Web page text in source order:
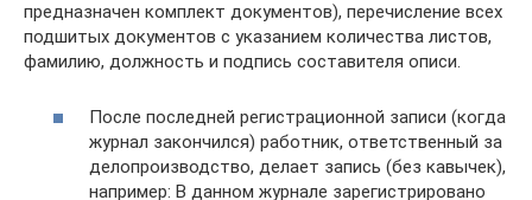
предназначен комплект документов), перечисление всех
подшитых документов с указанием количества листов,
фамилию, должность и подпись составителя описи.
После последней регистрационной записи (когда
журнал закончился) работник, ответственный за
делопроизводство, делает запись (без кавычек),
например: В данном журнале зарегистрировано